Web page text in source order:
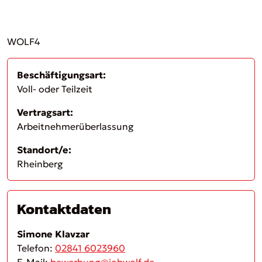
WOLF4
Beschäftigungsart:
Voll- oder Teilzeit
Vertragsart:
Arbeitnehmerüberlassung
Standort/e:
Rheinberg
Kontaktdaten
Simone Klavzar
Telefon: 02841 6023960